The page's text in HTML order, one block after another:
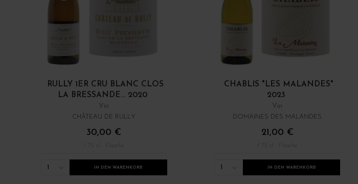
RULLY 1ER CRU BLANC CLOS
LA BRESSANDE... 2020
Vin
CHÂTEAU DE RULLY
30,00 €
/ 75 cl : Flasche
1 IN DEN WARENKORB
CHABLIS "LES MALANDES"
2023
Vin
DOMAINES DES MALANDES
21,00 €
/ 75 cl : Flasche
1 IN DEN WARENKORB